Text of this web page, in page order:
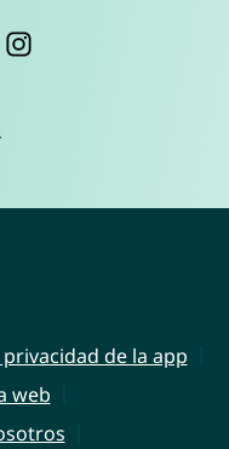
de la app
web